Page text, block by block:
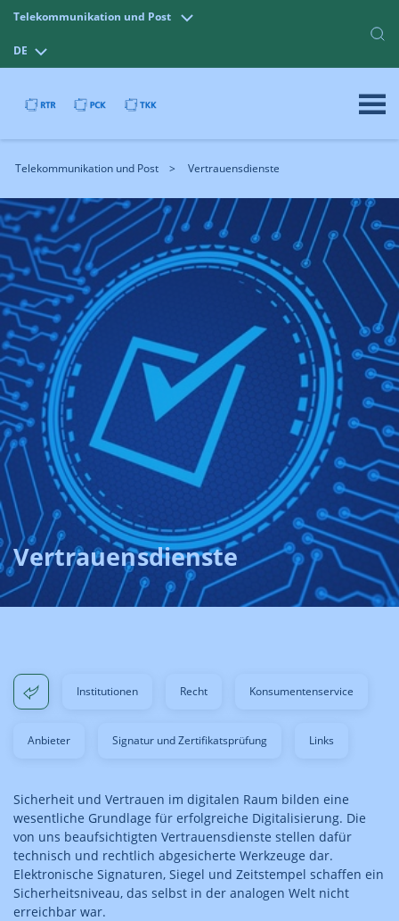
Telekommunikation und Post
DE
Telekommunikation und Post Vertrauensdienste
Vertrauensdienste
Institutionen Recht Konsumentenservice
Anbieter Signatur und Zertifikatsprüfung Links
Sicherheit und Vertrauen im digitalen Raum bilden eine
wesentliche Grundlage für erfolgreiche Digitalisierung. Die
von uns beaufsichtigten Vertrauensdienste stellen dafür
technisch und rechtlich abgesicherte Werkzeuge dar.
Elektronische Signaturen, Siegel und Zeitstempel schaffen ein
Sicherheitsniveau, das selbst in der analogen Welt nicht
erreichbar war.